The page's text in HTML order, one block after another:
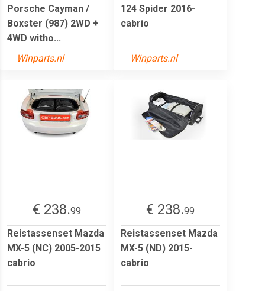
Porsche Cayman /
Boxster (987) 2WD +
4WD witho...
Winparts.nl
124 Spider 2016-
cabrio
Winparts.nl
€ 238.99
Reistassenset Mazda
MX-5 (NC) 2005-2015
cabrio
€ 238.99
Reistassenset Mazda
MX-5 (ND) 2015-
cabrio